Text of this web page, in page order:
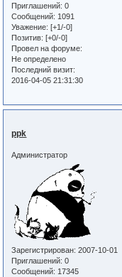
Приглашений: 0
Сообщений: 1091
Уважение: [+1/-0]
Позитив: [+0/-0]
Провел на форуме:
Не определено
Последний визит:
2016-04-05 21:31:30
ppk
Администратор
Зарегистрирован: 2007-10-01
Приглашений: 0
Сообщений: 17345